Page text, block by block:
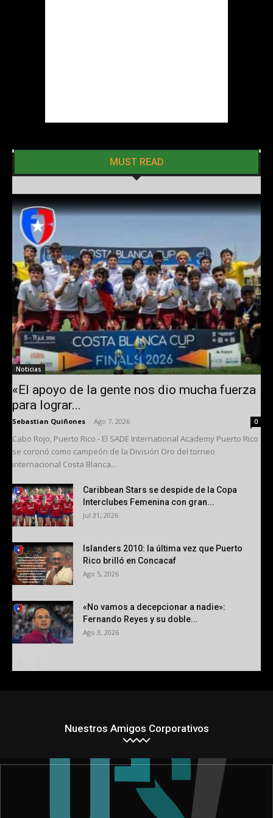
MUST READ
Noticias
«El apoyo de la gente nos dio mucha fuerza
para lograr...
Sebastian Quiñones Ago 7, 2026 0
Cabo Rojo, Puerto Rico - El SADE International Academy Puerto Rico
se coronó como campeón de la División Oro del torneo
internacional Costa Blanca...
Caribbean Stars se despide de la Copa
Interclubes Femenina con gran...
Jul 31, 2026
Islanders 2010: la última vez que Puerto
Rico brilló en Concacaf
Ago 5, 2026
«No vamos a decepcionar a nadie»:
Fernando Reyes y su doble...
Ago 3, 2026
Nuestros Amigos Corporativos